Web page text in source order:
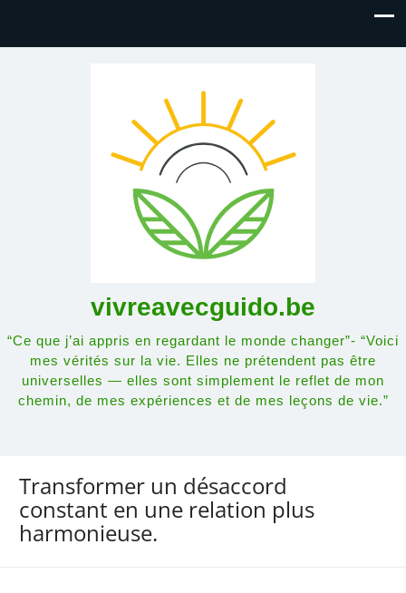
vivreavecguido.be
“Ce que j’ai appris en regardant le monde changer”- “Voici
mes vérités sur la vie. Elles ne prétendent pas être
universelles — elles sont simplement le reflet de mon
chemin, de mes expériences et de mes leçons de vie.”
Transformer un désaccord
constant en une relation plus
harmonieuse.